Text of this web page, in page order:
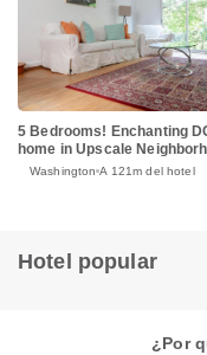
5 Bedrooms! Enchanting
home in Upscale
Washington A 121m del hotel
Hotel popular
¿Por